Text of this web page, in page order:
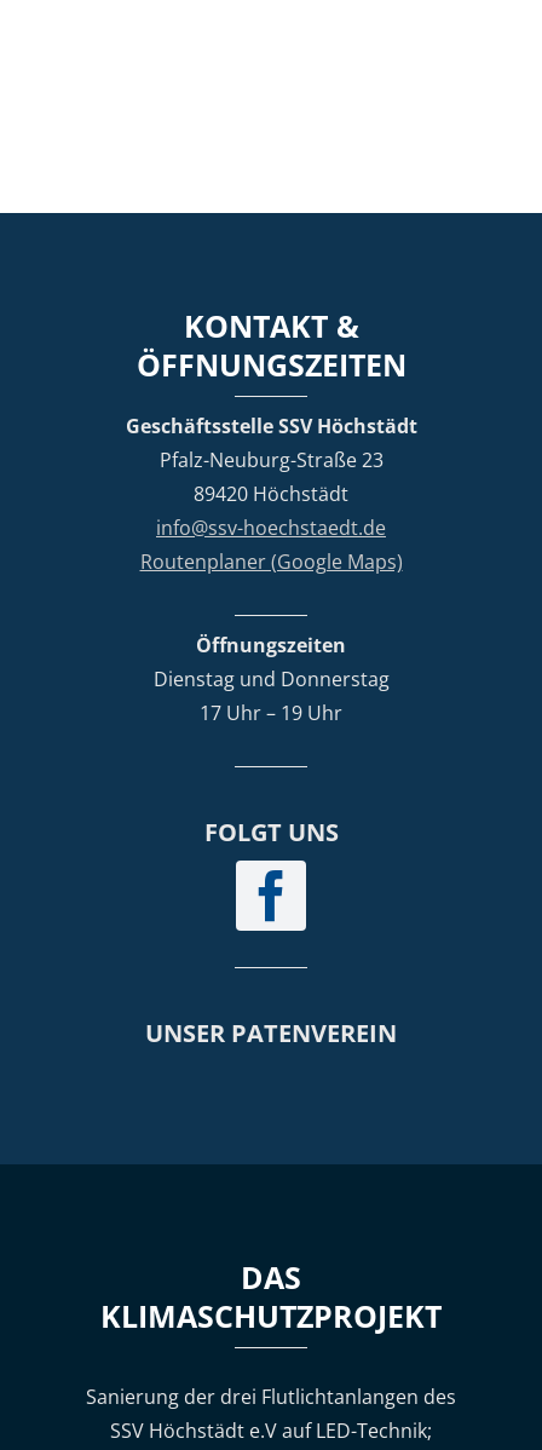
KONTAKT &
ÖFFNUNGSZEITEN
Geschäftsstelle SSV Höchstädt
Pfalz-Neuburg-Straße 23
89420 Höchstädt
info@ssv-hoechstaedt.de
Routenplaner (Google Maps)
Öffnungszeiten
Dienstag und Donnerstag
17 Uhr – 19 Uhr
FOLGT UNS
UNSER PATENVEREIN
DAS
KLIMASCHUTZPROJEKT
Sanierung der drei Flutlichtanlangen des
SSV Höchstädt e.V auf LED-Technik;